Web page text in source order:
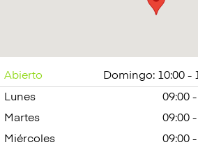
Abierto
Domingo: 10:00 -
Lunes
09:00
Martes
09:00
Miércoles
09:00